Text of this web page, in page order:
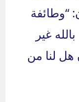
“وطائفة
غير
هل لنا من